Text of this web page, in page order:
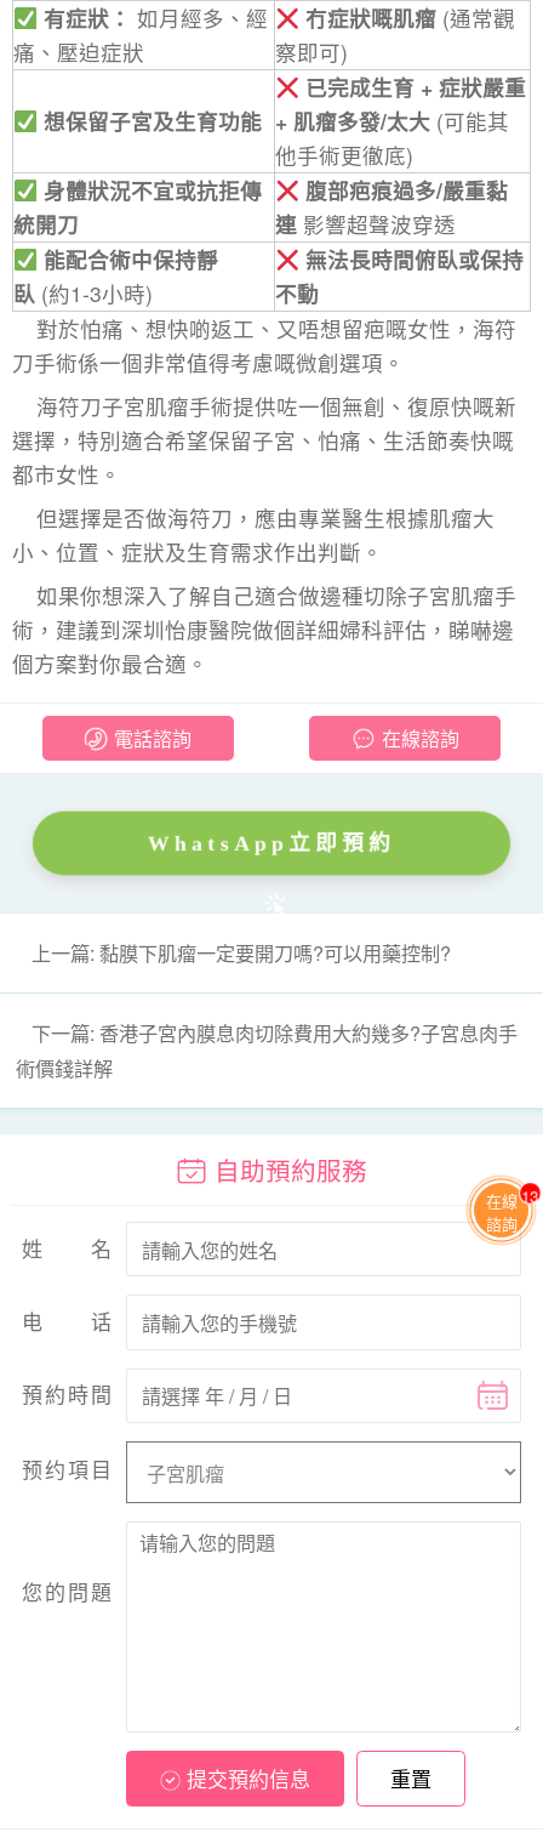
有症狀： 如月經多、經
痛、壓迫症狀
冇症狀嘅肌瘤(通常觀
察即可)
想保留子宮及生育功能
已完成生育 + 症狀嚴重
+ 肌瘤多發/太大 (可能其
他手術更徹底)
身體狀況不宜或抗拒傳
統開刀
腹部疤痕過多/嚴重黏
連 影響超聲波穿透
能配合術中保持靜
臥 (約1-3小時)
無法長時間俯臥或保持
不動
對於怕痛、想快啲返工、又唔想留疤嘅女性，海符
刀手術係一個非常值得考慮嘅微創選項。
海符刀子宮肌瘤手術提供咗一個無創、復原快嘅新
選擇，特別適合希望保留子宮、怕痛、生活節奏快嘅
都市女性。
但選擇是否做海符刀，應由專業醫生根據肌瘤大
小、位置、症狀及生育需求作出判斷。
如果你想深入了解自己適合做邊種切除子宮肌瘤手
術，建議到深圳怡康醫院做個詳細婦科評估，睇嚇邊
個方案對你最合適。
電話諮詢 在線諮詢
WhatsApp立即預約
上一篇: 黏膜下肌瘤一定要開刀嗎?可以用藥控制?
下一篇: 香港子宮內膜息肉切除費用大約幾多?子宮息肉手
術價錢詳解
自助預約服務
姓名
电话
預約時間
预约項目
您的問題
提交預約信息 重置
在線
諮詢
13